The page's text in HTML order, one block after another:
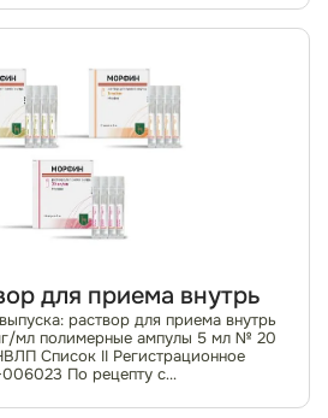
для приема внутрь
раствор для приема внутрь
мл полимерные ампулы 5 мл № 20
Список II Регистрационное
По рецепту с